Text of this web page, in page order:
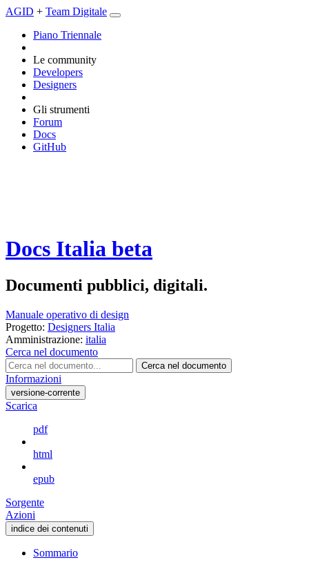
AGID + Team Digitale
Piano Triennale
Le community
Developers
Designers
Gli strumenti
Forum
Docs
GitHub
Docs Italia beta
Documenti pubblici, digitali.
Manuale operativo di design
Progetto: Designers Italia
Amministrazione: italia
Cerca nel documento
Cerca nel documento
Informazioni
versione-corrente
Scarica
pdf
html
epub
Sorgente
Azioni
indice dei contenuti
Sommario